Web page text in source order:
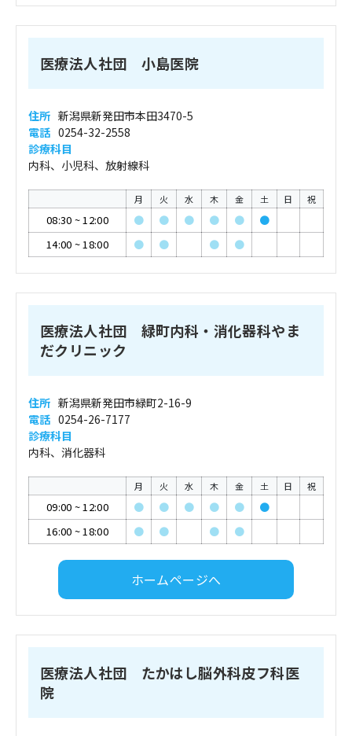
医療法人社団 小島医院
住所 新潟県新発田市本田3470-5
電話 0254-32-2558
診療科目
内科、小児科、放射線科
月 火 水 木 金 土 日 祝
08:30 ~12:00 ● ● ● ● ●
●
14:00 ~18:00 ● ● ● ●
医療法人社団 緑町内科・消化器科やま
だクリニック
住所 新潟県新発田市緑町2-16-9
電話 0254-26-7177
診療科目
内科、消化器科
月 火 水 木 金 土 日 祝
09:00 ~12:00 ● ● ● ● ●
●
16:00 ~18:00 ● ● ● ●
ホームページへ
医療法人社団 たかはし脳外科皮フ科医
院